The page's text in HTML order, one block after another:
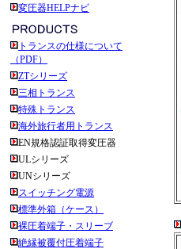
変圧器HELPナビ
トランスの仕様について
（PDF）
ZTシリーズ
三相トランス
特殊トランス
海外旅行者用トランス
EN規格認証取得変圧器
ULシリーズ
UNシリーズ
スイッチング電源
標準外箱（ケース）
裸圧着端子・スリーブ
絶縁被覆付圧着端子